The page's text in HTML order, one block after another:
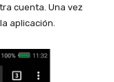
cuenta. Una vez
aplicación.